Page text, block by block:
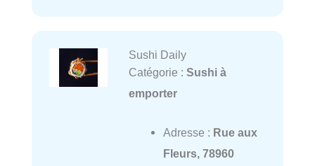
Sushi Daily
Catégorie : Sushi à
emporter
Adresse : Rue aux
Fleurs, 78960